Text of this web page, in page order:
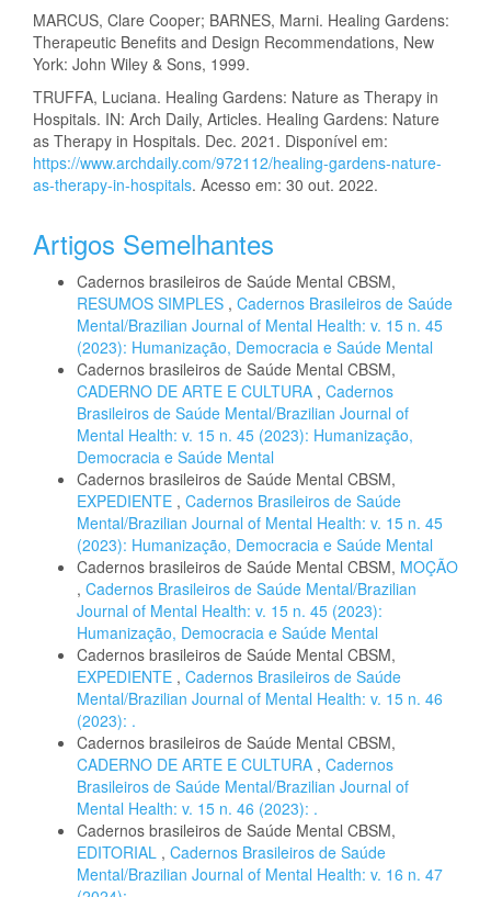
MARCUS, Clare Cooper; BARNES, Marni. Healing Gardens:
Therapeutic Benefits and Design Recommendations, New
York: John Wiley & Sons, 1999.
TRUFFA, Luciana. Healing Gardens: Nature as Therapy in
Hospitals. IN: Arch Daily, Articles. Healing Gardens: Nature
as Therapy in Hospitals. Dec. 2021. Disponível em:
https://www.archdaily.com/972112/healing-gardens-nature-
as-therapy-in-hospitals. Acesso em: 30 out. 2022.
Artigos Semelhantes
Cadernos brasileiros de Saúde Mental CBSM,
RESUMOS SIMPLES , Cadernos Brasileiros de Saúde
Mental/Brazilian Journal of Mental Health: v. 15 n. 45
(2023): Humanização, Democracia e Saúde Mental
Cadernos brasileiros de Saúde Mental CBSM,
CADERNO DE ARTE E CULTURA , Cadernos
Brasileiros de Saúde Mental/Brazilian Journal of
Mental Health: v. 15 n. 45 (2023): Humanização,
Democracia e Saúde Mental
Cadernos brasileiros de Saúde Mental CBSM,
EXPEDIENTE , Cadernos Brasileiros de Saúde
Mental/Brazilian Journal of Mental Health: v. 15 n. 45
(2023): Humanização, Democracia e Saúde Mental
Cadernos brasileiros de Saúde Mental CBSM, MOÇÃO
, Cadernos Brasileiros de Saúde Mental/Brazilian
Journal of Mental Health: v. 15 n. 45 (2023):
Humanização, Democracia e Saúde Mental
Cadernos brasileiros de Saúde Mental CBSM,
EXPEDIENTE , Cadernos Brasileiros de Saúde
Mental/Brazilian Journal of Mental Health: v. 15 n. 46
(2023): .
Cadernos brasileiros de Saúde Mental CBSM,
CADERNO DE ARTE E CULTURA , Cadernos
Brasileiros de Saúde Mental/Brazilian Journal of
Mental Health: v. 15 n. 46 (2023): .
Cadernos brasileiros de Saúde Mental CBSM,
EDITORIAL , Cadernos Brasileiros de Saúde
Mental/Brazilian Journal of Mental Health: v. 16 n. 47